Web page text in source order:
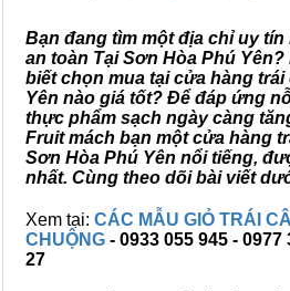
Bạn đang tìm một địa chỉ uy
an toàn Tại Sơn Hòa Phú
biết chọn mua tại cửa hàng
Yên nào giá tốt? Để đáp ứng
thực phẩm sạch ngày càng
Fruit mách bạn một cửa hàng
Sơn Hòa Phú Yên nổi tiếng,
nhất. Cùng theo dõi bài viết
Xem tại: CÁC MẪU GIỎ TRÁI
CHUỘNG - 0933 055 945 - 0977
27